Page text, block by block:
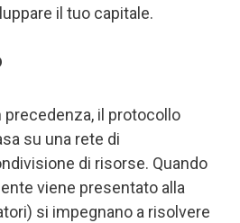
il tuo capitale.
precedenza, il protocollo
su una rete di
di risorse. Quando
viene presentato alla
si impegnano a risolvere